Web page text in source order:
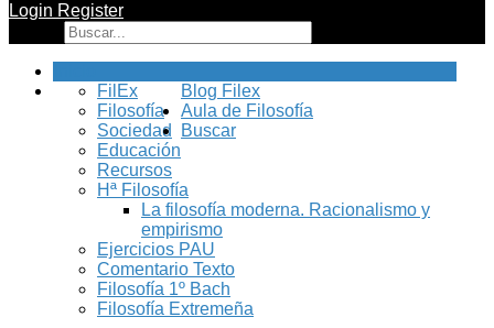
Login Register
Blog Filex
FilEx
Filosofía
Sociedad
Educación
Recursos
Aula de Filosofía
Hª Filosofía
La filosofía moderna. Racionalismo y
empirismo
Ejercicios PAU
Comentario Texto
Filosofía 1º Bach
Filosofía Extremeña
Buscar